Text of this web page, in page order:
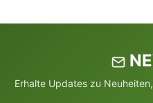
Erhalte Updates zu